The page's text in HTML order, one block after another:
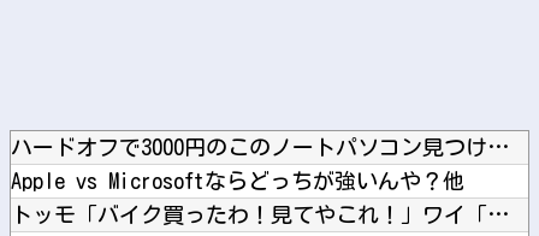
ハードオフで3000円のこのノートパソコン見つけたんだけどど...
Apple vs Microsoftならどっちが強いんや？他
トッモ「バイク買ったわ！見てやこれ！」ワイ「これスクーターじ...